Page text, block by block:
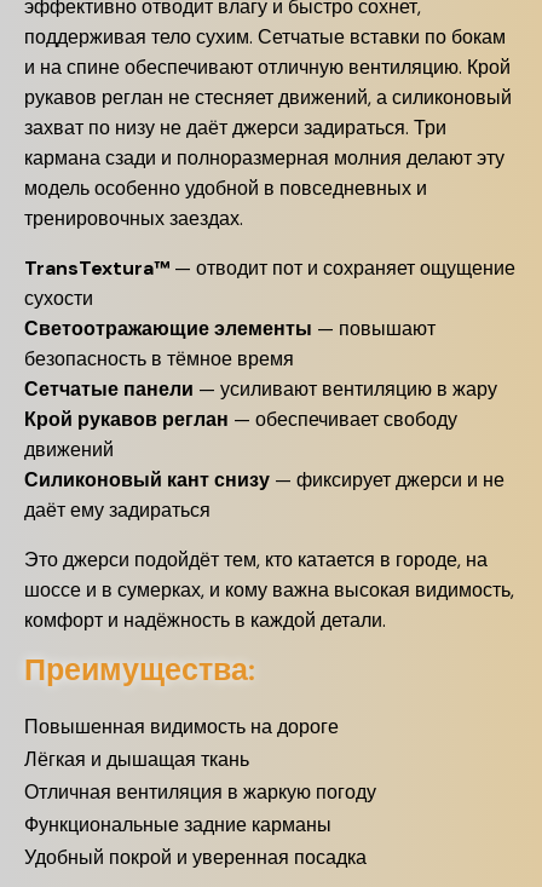
эффективно отводит влагу и быстро сохнет,
поддерживая тело сухим. Сетчатые вставки по бокам
и на спине обеспечивают отличную вентиляцию. Крой
рукавов реглан не стесняет движений, а силиконовый
захват по низу не даёт джерси задираться. Три
кармана сзади и полноразмерная молния делают эту
модель особенно удобной в повседневных и
тренировочных заездах.
TransTextura™ — отводит пот и сохраняет ощущение
сухости
Светоотражающие элементы — повышают
безопасность в тёмное время
Сетчатые панели — усиливают вентиляцию в жару
Крой рукавов реглан — обеспечивает свободу
движений
Силиконовый кант снизу — фиксирует джерси и не
даёт ему задираться
Это джерси подойдёт тем, кто катается в городе, на
шоссе и в сумерках, и кому важна высокая видимость,
комфорт и надёжность в каждой детали.
Преимущества:
Повышенная видимость на дороге
Лёгкая и дышащая ткань
Отличная вентиляция в жаркую погоду
Функциональные задние карманы
Удобный покрой и уверенная посадка